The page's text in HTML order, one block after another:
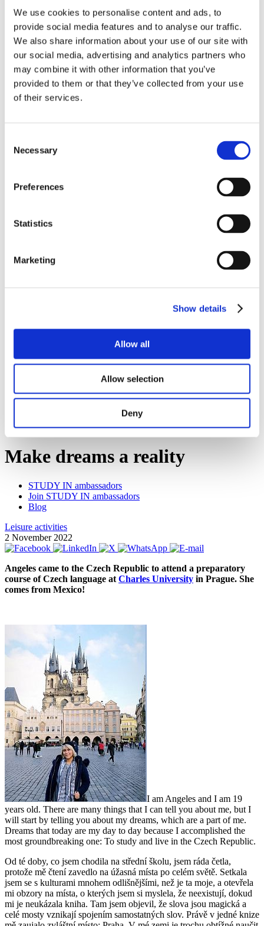
We use cookies to personalise content and ads, to
provide social media features and to analyse our traffic.
We also share information about your use of our site with
our social media, advertising and analytics partners who
may combine it with other information that you’ve
provided to them or that they’ve collected from your use
of their services.
Selection
Necessary
Preferences
Statistics
Marketing
Show details
Allow all
Allow selection
Deny
Alumni Meetup Greece 2025
Czech Receptions with Study in Czechia
Alumni Meetup Moldova 2025
International Student and Alumni Meetup Brno
2024
Alumni Meetup Thailand 2024
Alumni Meetup Pakistan (in Prague)
Czech Receptions USA 2024
Alumni Meetup Sweden 2024
International Student and Alumni Meetup
Alumni Meetup USA and Czech Reception
Contacts
Blog
Make dreams a reality
STUDY IN ambassadors
Join STUDY IN ambassadors
Blog
Leisure activities
2 November 2022
Angeles came to the Czech Republic to attend a preparatory
course of Czech language at Charles University in Prague. She
comes from Mexico!
I am Angeles and I am 19
years old. There are many things that I can tell you about me, but I
will start by telling you about my dreams, which are a part of me.
Dreams that today are my day to day because I accomplished the
most groundbreaking one: To study and live in the Czech Republic.
Od té doby, co jsem chodila na střední školu, jsem ráda četla,
protože mě čtení zavedlo na úžasná místa po celém světě. Setkala
jsem se s kulturami mnohem odlišnějšími, než je ta moje, a otevřela
mi obzory na místa, o kterých jsem si myslela, že neexistují, dokud
mi je neukázala kniha. Tam jsem objevil, že slova jsou magická a
celé mosty vznikají spojením samostatných slov. Právě v jedné knize